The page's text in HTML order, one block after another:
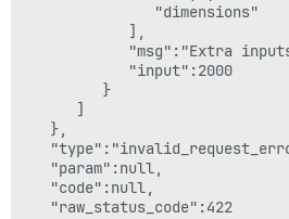
               "dimensions"
            ],
"msg":"Extra
            "input":2000
         }
      ]
   },
   "param":null,
   "code":null,
   "raw_status_code":422